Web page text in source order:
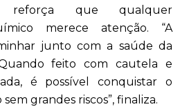
reforça que qualquer
merece atenção. “A
junto com a saúde da
feito com cautela e
é possível conquistar o
grandes riscos”, finaliza.